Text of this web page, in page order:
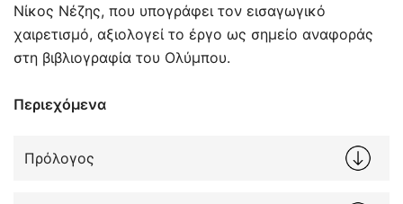
Νίκος Νέζης, που υπογράφει τον εισαγωγικό
χαιρετισμό, αξιολογεί το έργο ως σημείο αναφοράς
στη βιβλιογραφία του Ολύμπου.
Περιεχόμενα
Πρόλογος